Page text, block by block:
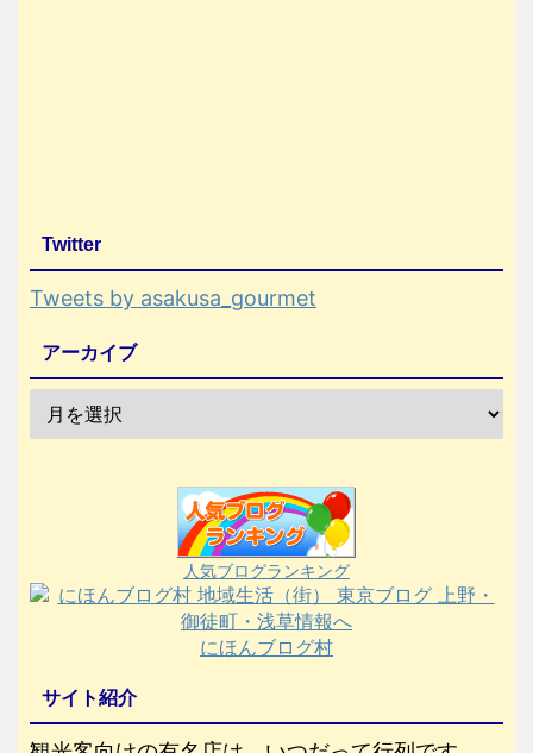
Twitter
Tweets by asakusa_gourmet
アーカイブ
人気ブログランキング
にほんブログ村
サイト紹介